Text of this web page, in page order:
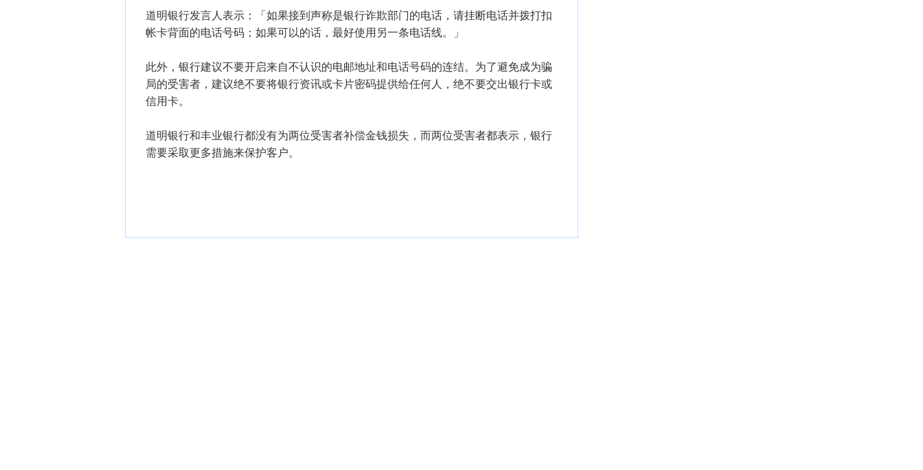
道明银行发言人表示：「如果接到声称是银行诈欺部门的电话，请挂断电话并拨打扣
帐卡背面的电话号码；如果可以的话，最好使用另一条电话线。」
此外，银行建议不要开启来自不认识的电邮地址和电话号码的连结。为了避免成为骗
局的受害者，建议绝不要将银行资讯或卡片密码提供给任何人，绝不要交出银行卡或
信用卡。
道明银行和丰业银行都没有为两位受害者补偿金钱损失，而两位受害者都表示，银行
需要采取更多措施来保护客户。